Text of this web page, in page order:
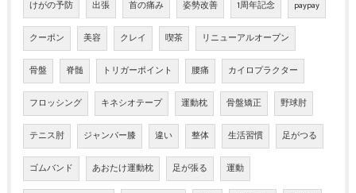
けがの予防 出張 首の痛み 姿勢改善 1周年記念 paypay
クーポン 美容 クレイ 喫茶 リニューアルオープン
骨盤 脊髄 トリガーポイント 腰痛 カイロプラクター
フロッシング キネシオテープ 運動枕 骨盤矯正 野球肘
テニス肘 ジャンパー膝 違い 整体 生活習慣 足がつる
ゴムバンド あおたけ運動枕 足が張る 運動